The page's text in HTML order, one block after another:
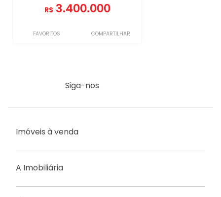
R$ 3.400.000
FAVORITOS COMPARTILHAR
Siga-nos
Imóveis à venda
A Imobiliária